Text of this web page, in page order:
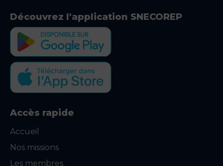
Découvrez l'application SNECOREP
Accès rapide
Accueil
Nos missions
Les membres